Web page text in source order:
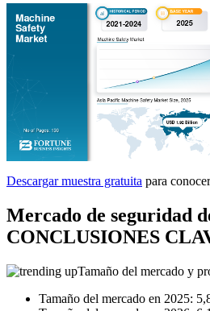
Descargar muestra gratuita para
Mercado de seguridad
CONCLUSIONES
Tamaño del mercado y
Tamaño del mercado en 2025: